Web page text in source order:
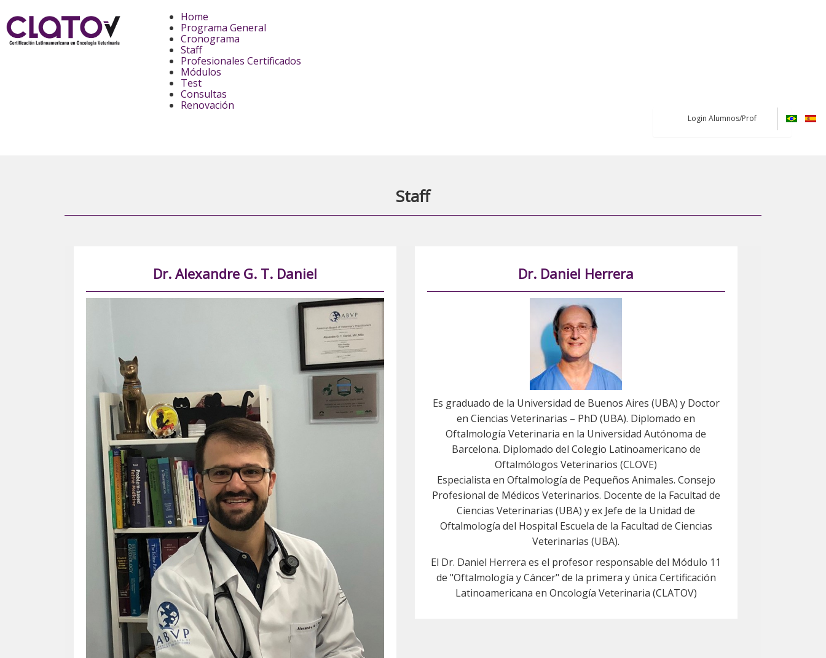
Home
Programa General
Cronograma
Staff
Profesionales Certificados
Módulos
Test
Consultas
Renovación
Login Alumnos/Prof
Staff
Dr. Alexandre G. T. Daniel Dr. Daniel Herrera
Es graduado de la Universidad de Buenos Aires (UBA) y Doctor
en Ciencias Veterinarias – PhD (UBA). Diplomado en
Oftalmología Veterinaria en la Universidad Autónoma de
Barcelona. Diplomado del Colegio Latinoamericano de
Oftalmólogos Veterinarios (CLOVE)
Especialista en Oftalmología de Pequeños Animales. Consejo
Profesional de Médicos Veterinarios. Docente de la Facultad de
Ciencias Veterinarias (UBA) y ex Jefe de la Unidad de
Oftalmología del Hospital Escuela de la Facultad de Ciencias
Veterinarias (UBA).
El Dr. Daniel Herrera es el profesor responsable del Módulo 11
de "Oftalmología y Cáncer" de la primera y única Certificación
Latinoamericana en Oncología Veterinaria (CLATOV)